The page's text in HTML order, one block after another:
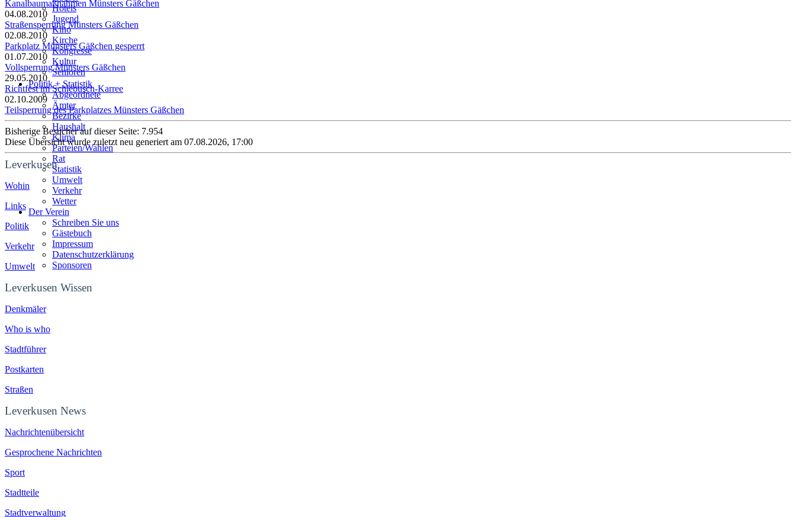
Hotels
Jugend
Kino
Kirche
Kongresse
Kultur
Senioren
Stadtführer
Straßen
Politik + Statistik
Abgeordnete
Ämter
Bezirke
Haushalt
Klima
Parteien/Wahlen
Rat
Statistik
Umwelt
Verkehr
Wetter
Der Verein
Schreiben Sie uns
Gästebuch
Impressum
Datenschutzerklärung
Sponsoren
Kanalbaumaßnahmen Münsters Gäßchen
04.08.2010
Straßensperrung Münsters Gäßchen
02.08.2010
Parkplatz Münsters Gäßchen gesperrt
01.07.2010
Vollsperrung Münsters Gäßchen
29.05.2010
Richtfest im Schlebusch-Karree
02.10.2009
Teilsperrung des Parkplatzes Münsters Gäßchen
Bisherige Besucher auf dieser Seite: 7.954
Diese Übersicht wurde zuletzt neu generiert am 07.08.2026, 17:00
Leverkusen
Wohin
Links
Politik
Verkehr
Umwelt
Leverkusen Wissen
Denkmäler
Who is who
Stadtführer
Postkarten
Straßen
Leverkusen News
Nachrichtenübersicht
Gesprochene Nachrichten
Sport
Stadtteile
Stadtverwaltung